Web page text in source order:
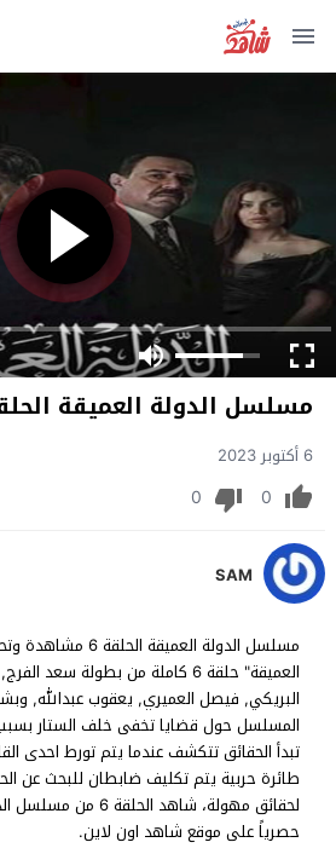
مسلسل الدولة العميقة
6 أكتوبر 2023
0
0
SAM
مسلسل الدولة
العميقة" حلقة 6 كاملة من بطولة
البريكي, فيصل العميري, يعقوب عبدالله,
المسلسل حول قضايا تخفى خلف الستار
تبدأ الحقائق تتكشف عندما يتم تورط احدى
طائرة حربية يتم تكليف ضابطان للبحث عن
لحقائق مهولة، شاهد
حصرياً على موقع شاهد اون لاين.